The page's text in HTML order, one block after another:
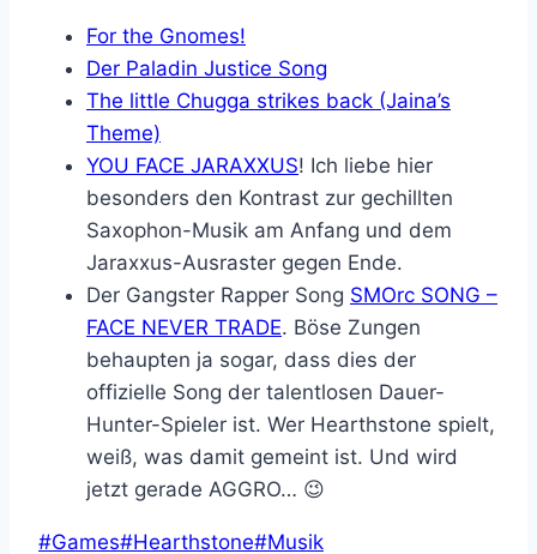
For the Gnomes!
Der Paladin Justice Song
The little Chugga strikes back (Jaina’s
Theme)
YOU FACE JARAXXUS! Ich liebe hier
besonders den Kontrast zur gechillten
Saxophon-Musik am Anfang und dem
Jaraxxus-Ausraster gegen Ende.
Der Gangster Rapper Song SMOrc SONG –
FACE NEVER TRADE. Böse Zungen
behaupten ja sogar, dass dies der
offizielle Song der talentlosen Dauer-
Hunter-Spieler ist. Wer Hearthstone spielt,
weiß, was damit gemeint ist. Und wird
jetzt gerade AGGRO… 😉
Schlagworte:
#Games#Hearthstone#Musik